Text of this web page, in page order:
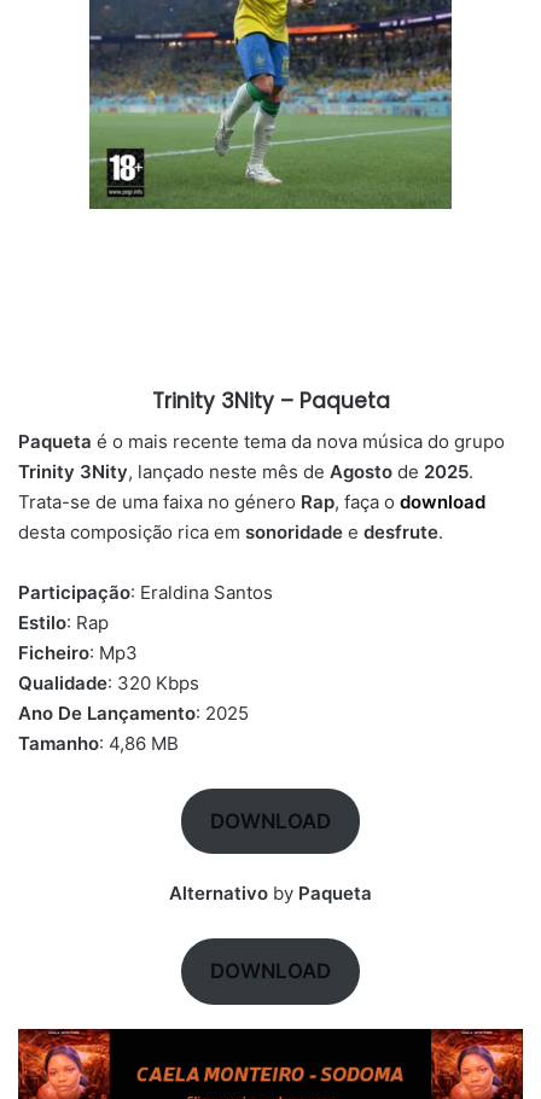
Trinity 3Nity – Paqueta
Paqueta é o mais recente tema da nova música do grupo
Trinity 3Nity, lançado neste mês de Agosto de 2025.
Trata-se de uma faixa no género Rap, faça o download
desta composição rica em sonoridade e desfrute.
Participação: Eraldina Santos
Estilo: Rap
Ficheiro: Mp3
Qualidade: 320 Kbps
Ano De Lançamento: 2025
Tamanho: 4,86 MB
DOWNLOAD
Alternativo by Paqueta
DOWNLOAD